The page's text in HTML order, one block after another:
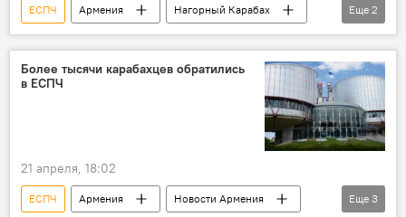
ЕСПЧ Армения
Нагорный Карабах
обращение
Политика
Еще 2
Более тысячи карабахцев обратились
в ЕСПЧ
21 апреля, 18:02
ЕСПЧ Армения
Новости Армения
Еще 3